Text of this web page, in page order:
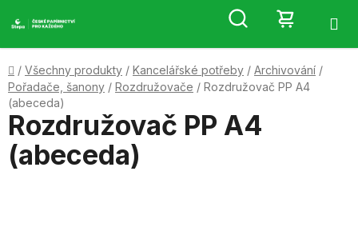
na
Hledat
KOŠÍK
Domů
/ Všechny produkty / Kancelářské potřeby / Archivování /
Pořadače, šanony / Rozdružovače / Rozdružovač PP A4
(abeceda)
Rozdružovač PP A4
(abeceda)